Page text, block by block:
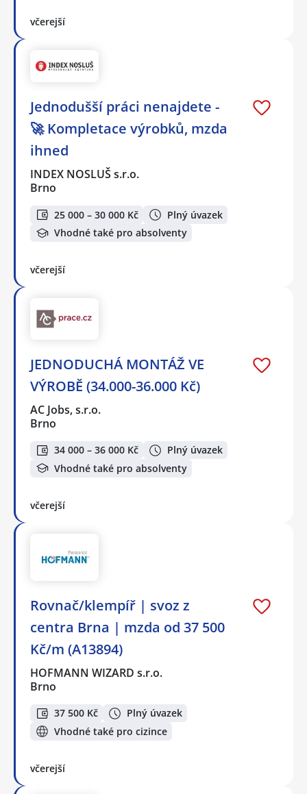
včerejší
Jednodušší práci nenajdete -
🚀 Kompletace výrobků, mzda
ihned
INDEX NOSLUŠ s.r.o.
Brno
25 000 – 30 000 Kč
Plný úvazek
Vhodné také pro absolventy
včerejší
JEDNODUCHÁ MONTÁŽ VE
VÝROBĚ (34.000-36.000 Kč)
AC Jobs, s.r.o.
Brno
34 000 – 36 000 Kč
Plný úvazek
Vhodné také pro absolventy
včerejší
️Rovnač/klempíř️ | svoz z
centra Brna | mzda od 37 500
Kč/m (A13894)
HOFMANN WIZARD s.r.o.
Brno
37 500 Kč
Plný úvazek
Vhodné také pro cizince
včerejší